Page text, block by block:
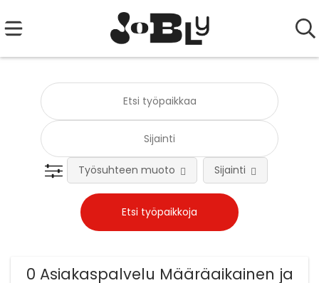
Työsuhteen muoto Sijainti
0 Asiakaspalvelu Määräaikainen ja